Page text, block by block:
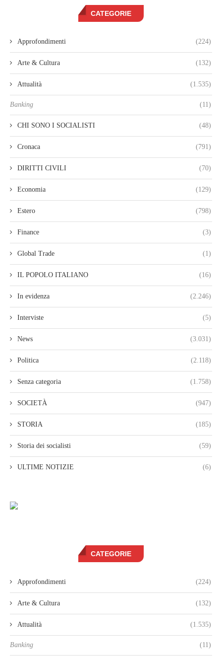
CATEGORIE
Approfondimenti (224)
Arte & Cultura (132)
Attualità (1.535)
Banking (11)
CHI SONO I SOCIALISTI (48)
Cronaca (791)
DIRITTI CIVILI (70)
Economia (129)
Estero (798)
Finance (3)
Global Trade (1)
IL POPOLO ITALIANO (16)
In evidenza (2.246)
Interviste (5)
News (3.031)
Politica (2.118)
Senza categoria (1.758)
SOCIETÀ (947)
STORIA (185)
Storia dei socialisti (59)
ULTIME NOTIZIE (6)
CATEGORIE
Approfondimenti (224)
Arte & Cultura (132)
Attualità (1.535)
Banking (11)